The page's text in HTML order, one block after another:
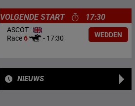
VOLGENDE START 17:30
ASCOT
Race6 - 17:30 WEDDEN
NIEUWS